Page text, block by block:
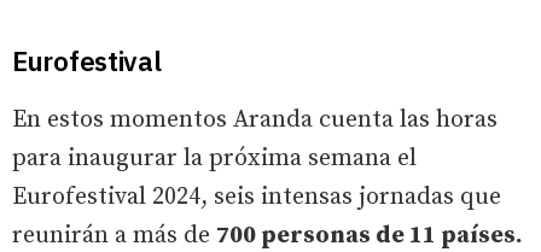
Eurofestival
En estos momentos Aranda cuenta las horas
para inaugurar la próxima semana el
Eurofestival 2024, seis intensas jornadas que
reunirán a más de 700 personas de 11 países.